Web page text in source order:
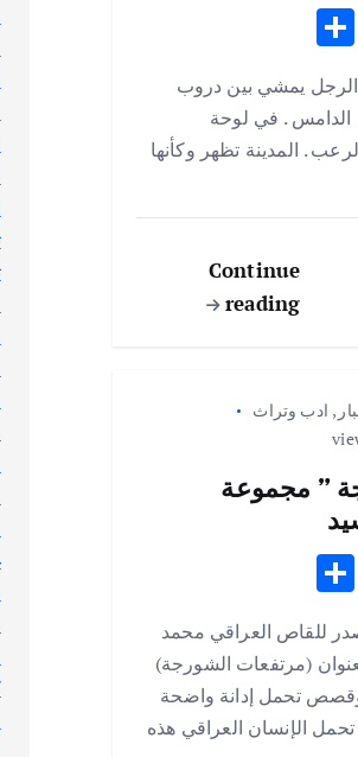
h
at
A
S
ar
e
الرجل يمشي بين دروب
الدامس . في لوحة
. المدينة تظهر وكأنها
Continue
reading
, ادب وتراث
” مجموعة
S
h
ar
e
للقاص العراقي محمد
(مرتفعات الشورجة)
تحمل إدانة واضحة
الإنسان العراقي هذه